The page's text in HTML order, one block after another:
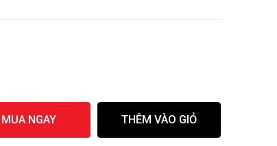
MUA NGAY THÊM VÀO GIỎ